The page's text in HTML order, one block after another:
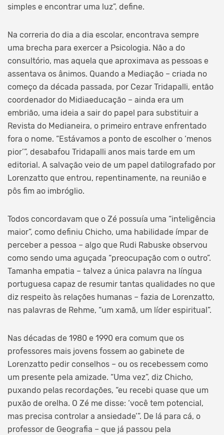
simples e encontrar uma luz”, define.
Na correria do dia a dia escolar, encontrava sempre
uma brecha para exercer a Psicologia. Não a do
consultório, mas aquela que aproximava as pessoas e
assentava os ânimos. Quando a Mediação – criada no
começo da década passada, por Cezar Tridapalli, então
coordenador do Midiaeducação – ainda era um
embrião, uma ideia a sair do papel para substituir a
Revista do Medianeira, o primeiro entrave enfrentado
fora o nome. “Estávamos a ponto de escolher o ‘menos
pior’”, desabafou Tridapalli anos mais tarde em um
editorial. A salvação veio de um papel datilografado por
Lorenzatto que entrou, repentinamente, na reunião e
pôs fim ao imbróglio.
Todos concordavam que o Zé possuía uma “inteligência
maior”, como definiu Chicho, uma habilidade ímpar de
perceber a pessoa – algo que Rudi Rabuske observou
como sendo uma aguçada “preocupação com o outro”.
Tamanha empatia – talvez a única palavra na língua
portuguesa capaz de resumir tantas qualidades no que
diz respeito às relações humanas – fazia de Lorenzatto,
nas palavras de Rehme, “um xamã, um líder espiritual”.
Nas décadas de 1980 e 1990 era comum que os
professores mais jovens fossem ao gabinete de
Lorenzatto pedir conselhos – ou os recebessem como
um presente pela amizade. “Uma vez”, diz Chicho,
puxando pelas recordações, “eu recebi quase que um
puxão de orelha. O Zé me disse: ‘você tem potencial,
mas precisa controlar a ansiedade’”. De lá para cá, o
professor de Geografia – que já passou pela